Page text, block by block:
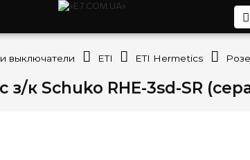
з/к Schuko RHE-3sd-SR
выключатели ETI ETI Hermetics